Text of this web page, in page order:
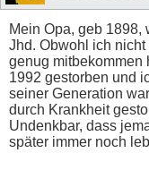
Mein Opa, geb 1898,
Jhd. Obwohl ich
genug mitbekommen
1992 gestorben und
seiner Generation
durch Krankheit
Undenkbar, dass
später immer noch